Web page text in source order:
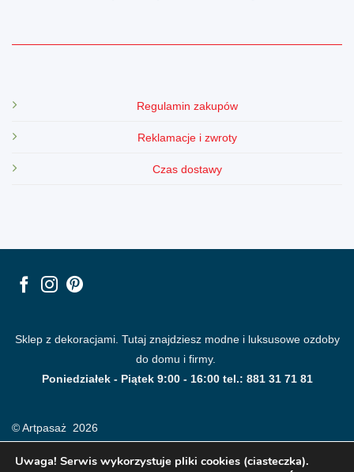
Regulamin zakupów
Reklamacje i zwroty
Czas dostawy
Sklep z dekoracjami. Tutaj znajdziesz modne i luksusowe ozdoby
do domu i firmy.
Poniedziałek - Piątek 9:00 - 16:00 tel.: 881 31 71 81
© Artpasaż 2026
Uwaga! Serwis wykorzystuje pliki cookies (ciasteczka).